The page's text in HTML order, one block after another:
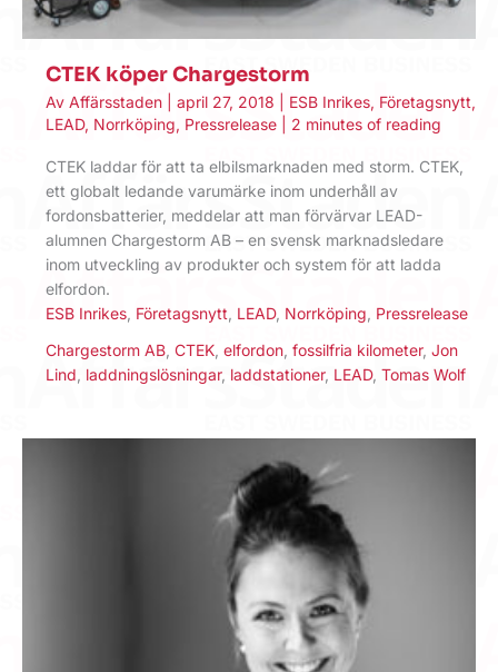
CTEK köper Chargestorm
Av Affärsstaden april 27, 2018 ESB Inrikes, Företagsnytt,
LEAD, Norrköping, Pressrelease 2 minutes of reading
CTEK laddar för att ta elbilsmarknaden med storm. CTEK,
ett globalt ledande varumärke inom underhåll av
fordonsbatterier, meddelar att man förvärvar LEAD-
alumnen Chargestorm AB – en svensk marknadsledare
inom utveckling av produkter och system för att ladda
elfordon.
ESB Inrikes Företagsnytt LEAD, Norrköping Pressrelease
Chargestorm AB CTEK elfordon fossilfria kilometer, Jon
Lind laddningslösningar, laddstationer, LEAD, Tomas Wolf